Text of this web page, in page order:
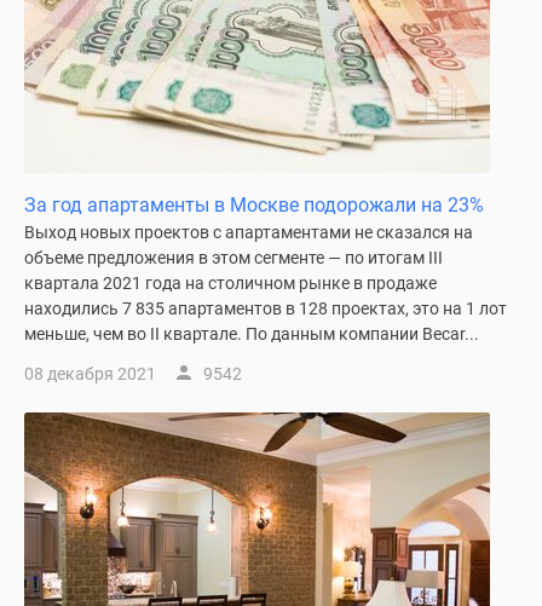
новостроек
Экспертиза
новостроек
Экология
Студии
комнатные
комнатные
комнатные
Квартиры
карте
Ипотечный
калькулятор
Семейная
ипотека
За год апартаменты в Москве подорожали на 23%
Выход новых проектов с апартаментами не сказался на
объеме предложения в этом сегменте — по итогам III
квартала 2021 года на столичном рынке в продаже
находились 7 835 апартаментов в 128 проектах, это на 1 лот
меньше, чем во II квартале. По данным компании Becar...
08 декабря 2021 9542